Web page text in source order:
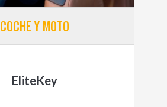
COCHE Y MOTO
EliteKey